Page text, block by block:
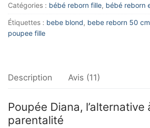
Catégories : bébé reborn fille, bébé reborn
Étiquettes : bebe blond, bebe reborn 50 cm
poupee fille
Description Avis (11)
Poupée Diana, l’alternative
parentalité